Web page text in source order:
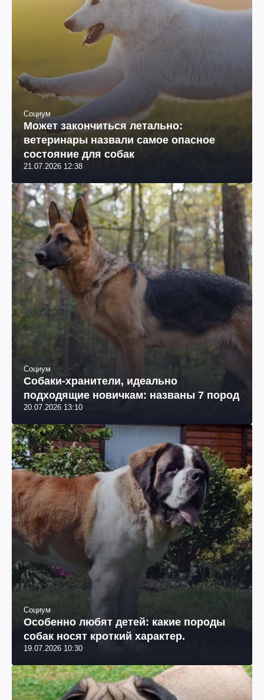
Социум
Может закончиться летально:
ветеринары назвали самое опасное
состояние для собак
21.07.2026 12:38
Социум
Собаки-хранители, идеально
подходящие новичкам: названы 7 пород
20.07.2026 13:10
Социум
Особенно любят детей: какие породы
собак носят кроткий характер.
19.07.2026 10:30